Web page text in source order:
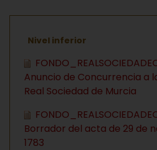
Nivel inferior
Anuncio de Concurrencia a
Real Sociedad de Murcia
Borrador del acta de 29 de
1783